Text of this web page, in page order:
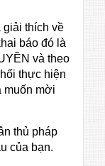
giải thích về
báo đó là
và theo
thực hiện
muốn mời
thủ pháp
của bạn.